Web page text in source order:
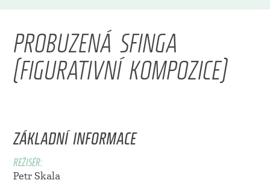
PROBUZENÁ SFINGA
(FIGURATIVNÍ KOMPOZICE)
ZÁKLADNÍ INFORMACE
REŽISÉR:
Petr Skala